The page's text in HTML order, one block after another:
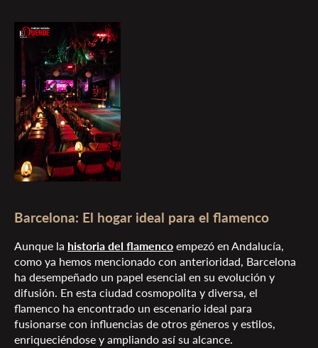
Barcelona: El hogar ideal para el flamenco
Aunque la historia del flamencoempezó en Andalucía,
como ya hemos mencionado con anterioridad, Barcelona
ha desempeñado un papel esencial en su evolución y
difusión. En esta ciudad cosmopolita y diversa, el
flamenco ha encontrado un escenario ideal para
fusionarse con influencias de otros géneros y estilos,
enriqueciéndose y ampliando así su alcance.